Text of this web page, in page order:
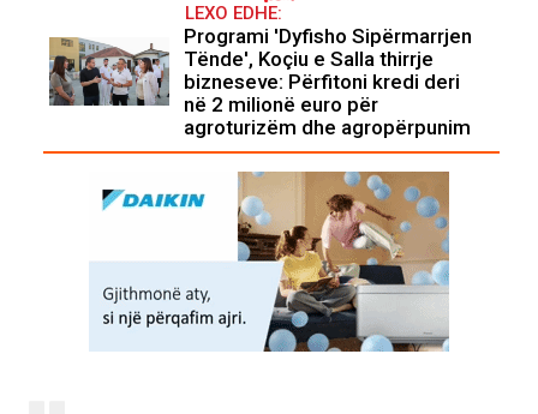
LEXO EDHE:
Programi 'Dyfisho Sipërmarrjen
Tënde', Koçiu e Salla thirrje
bizneseve: Përfitoni kredi deri
në 2 milionë euro për
agroturizëm dhe agropërpunim